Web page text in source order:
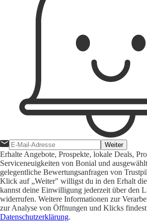
Weiter
Erhalte Angebote, Prospekte, lokale Deals,
Serviceneuigkeiten von Bonial und
gelegentliche Bewertungsanfragen von
Klick auf „Weiter" willigst du in den Erhalt
kannst deine Einwilligung jederzeit über den
widerrufen. Weitere Informationen zur
zur Analyse von Öffnungen und Klicks
Datenschutzerklärung.